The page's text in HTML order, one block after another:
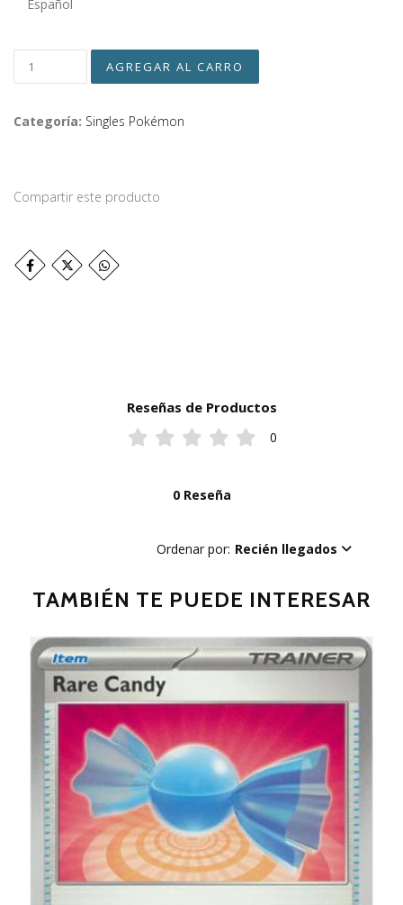
Español
Categoría: Singles Pokémon
Compartir este producto
Reseñas de Productos
0
0 Reseña
Ordenar por: Recién llegados
TAMBIÉN TE PUEDE INTERESAR